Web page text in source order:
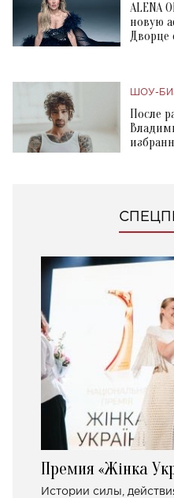
ALENA
новую
Дворце
ШОУ-
После
Премия «Жінка
Истории силы,